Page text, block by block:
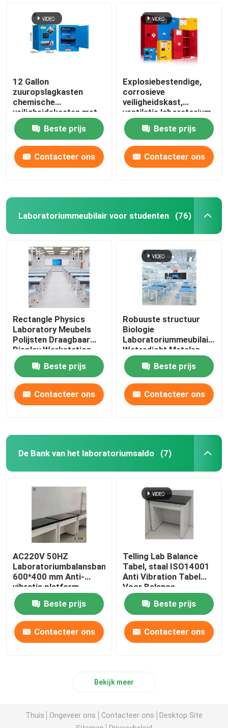
12 Gallon
zuuropslagkasten
chemische
veiligheidskasten met
dubbele deuren
Beste prijs
Contacteer ons
Explosiebestendige,
corrosieve
veiligheidskast,
ventilatie laboratorium
opslagkast
Beste prijs
Contacteer ons
Laboratoriummeubilair voor studenten (76)
Rectangle Physics
Laboratory Meubels
Polijsten Draagbaar
Display Werkstation
Beste prijs
Contacteer ons
Robuuste structuur
Biologie
Laboratoriummeubilair
Waterdicht Metalen
Tafelwerkstation
Beste prijs
Contacteer ons
De Bank van het laboratoriumsaldo (7)
AC220V 50HZ
Laboratoriumbalansbank
600*400 mm Anti-
vibratie platform
Beste prijs
Contacteer ons
Telling Lab Balance
Tabel, staal ISO14001
Anti Vibration Tabel
Voor Balance
Beste prijs
Contacteer ons
Bekijk meer
Thuis Ongeveer ons Contacteer ons
Desktop Site